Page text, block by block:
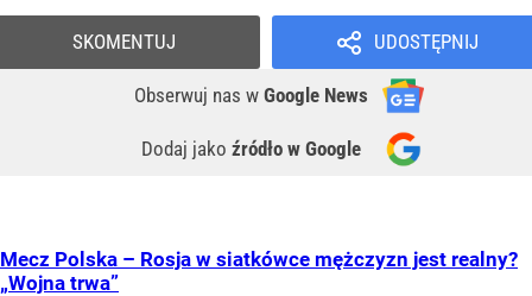
UDOSTĘPNIJ
Obserwuj nas w Google News
Dodaj jako źródło w Google
SKOMENTUJ
Mecz Polska – Rosja w siatkówce mężczyzn jest realny?
„Wojna trwa”